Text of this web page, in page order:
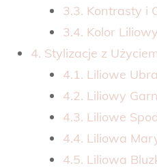
3.3. Kontrasty i
3.4. Kolor
4. Stylizacje z
4.1. Liliowe
4.2. Liliowy
4.3. Liliowe
4.4. Liliowa
4.5. Liliowa